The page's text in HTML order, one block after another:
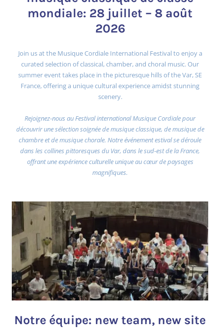
mondiale: 28 juillet – 8 août
2026
Join us at the Musique Cordiale International Festival to enjoy a
curated selection of classical, chamber, and choral music. Our
summer event takes place in the picturesque hills of the Var, SE
France, offering a unique cultural experience amidst stunning
scenery.
Rejoignez-nous au Festival international Musique Cordiale pour
découvrir une sélection soignée de musique classique, de musique de
chambre et de musique chorale. Notre événement estival se déroule
dans les collines pittoresques du Var, dans le sud-est de la France,
offrant une expérience culturelle unique au cœur de paysages
magnifiques.
Notre équipe: new team, new site